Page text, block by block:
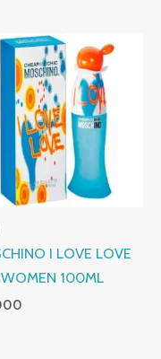
I LOVE LOVE
100ML